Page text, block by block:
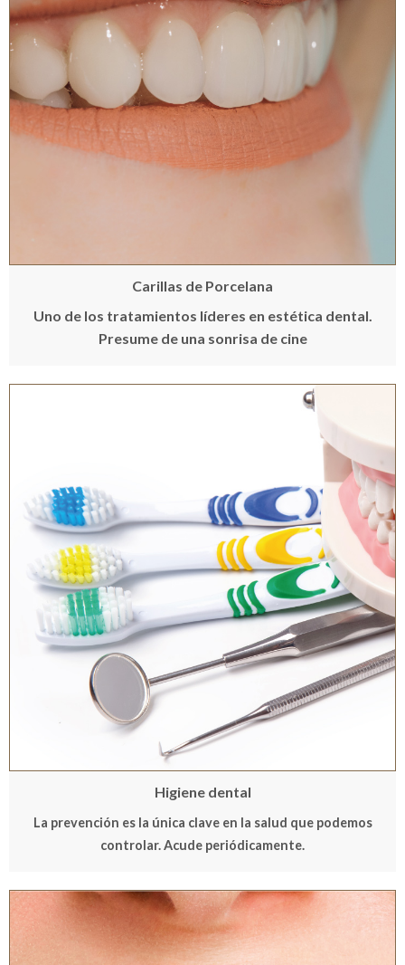
Carillas de Porcelana
Uno de los tratamientos líderes en estética dental.
Presume de una sonrisa de cine
Higiene dental
La prevención es la única clave en la salud que podemos
controlar.Acude periódicamente.